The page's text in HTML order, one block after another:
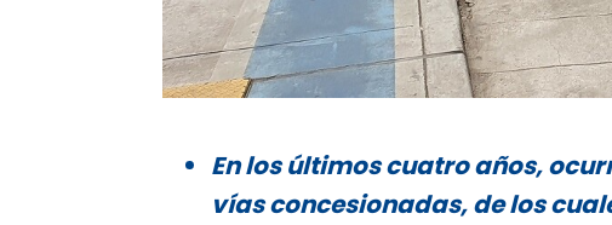
En los últimos cuatro años,
vías concesionadas, de los